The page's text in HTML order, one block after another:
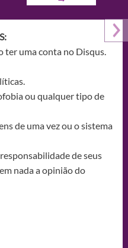
ter uma conta no Disqus.
ou qualquer tipo de
de uma vez ou o sistema
de seus
nada a opinião do